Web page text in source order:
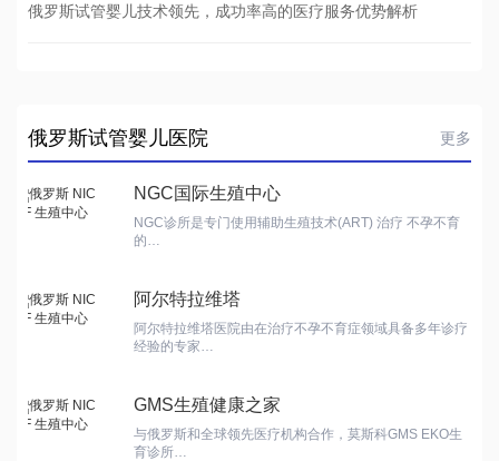
俄罗斯试管婴儿技术领先，成功率高的医疗服务优势解析
俄罗斯试管婴儿医院 更多
NGC国际生殖中心
NGC诊所是专门使用辅助生殖技术(ART) 治疗 不孕不育
的…
阿尔特拉维塔
阿尔特拉维塔医院由在治疗不孕不育症领域具备多年诊疗
经验的专家…
GMS生殖健康之家
与俄罗斯和全球领先医疗机构合作，莫斯科GMS EKO生
育诊所…